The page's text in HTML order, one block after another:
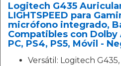
Logitech G435
LIGHTSPEED para
micrófono integrado,
Compatibles con
PC, PS4, PS5, Móvil -
Versátil: Logitech